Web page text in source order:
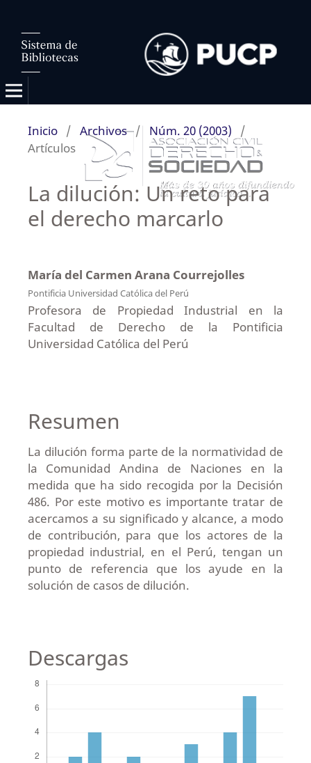
Inicio / Archivos / Núm. 20 (2003)
/
Artículos
La dilución: Un reto para
el derecho marcarlo
María del Carmen Arana Courrejolles
Pontificia Universidad Católica del Perú
Profesora de Propiedad Industrial en la
Facultad de Derecho de la Pontificia
Universidad Católica del Perú
Resumen
La dilución forma parte de la normatividad de
la Comunidad Andina de Naciones en la
medida que ha sido recogida por la Decisión
486. Por este motivo es importante tratar de
acercamos a su significado y alcance, a modo
de contribución, para que los actores de la
propiedad industrial, en el Perú, tengan un
punto de referencia que los ayude en la
solución de casos de dilución.
Descargas